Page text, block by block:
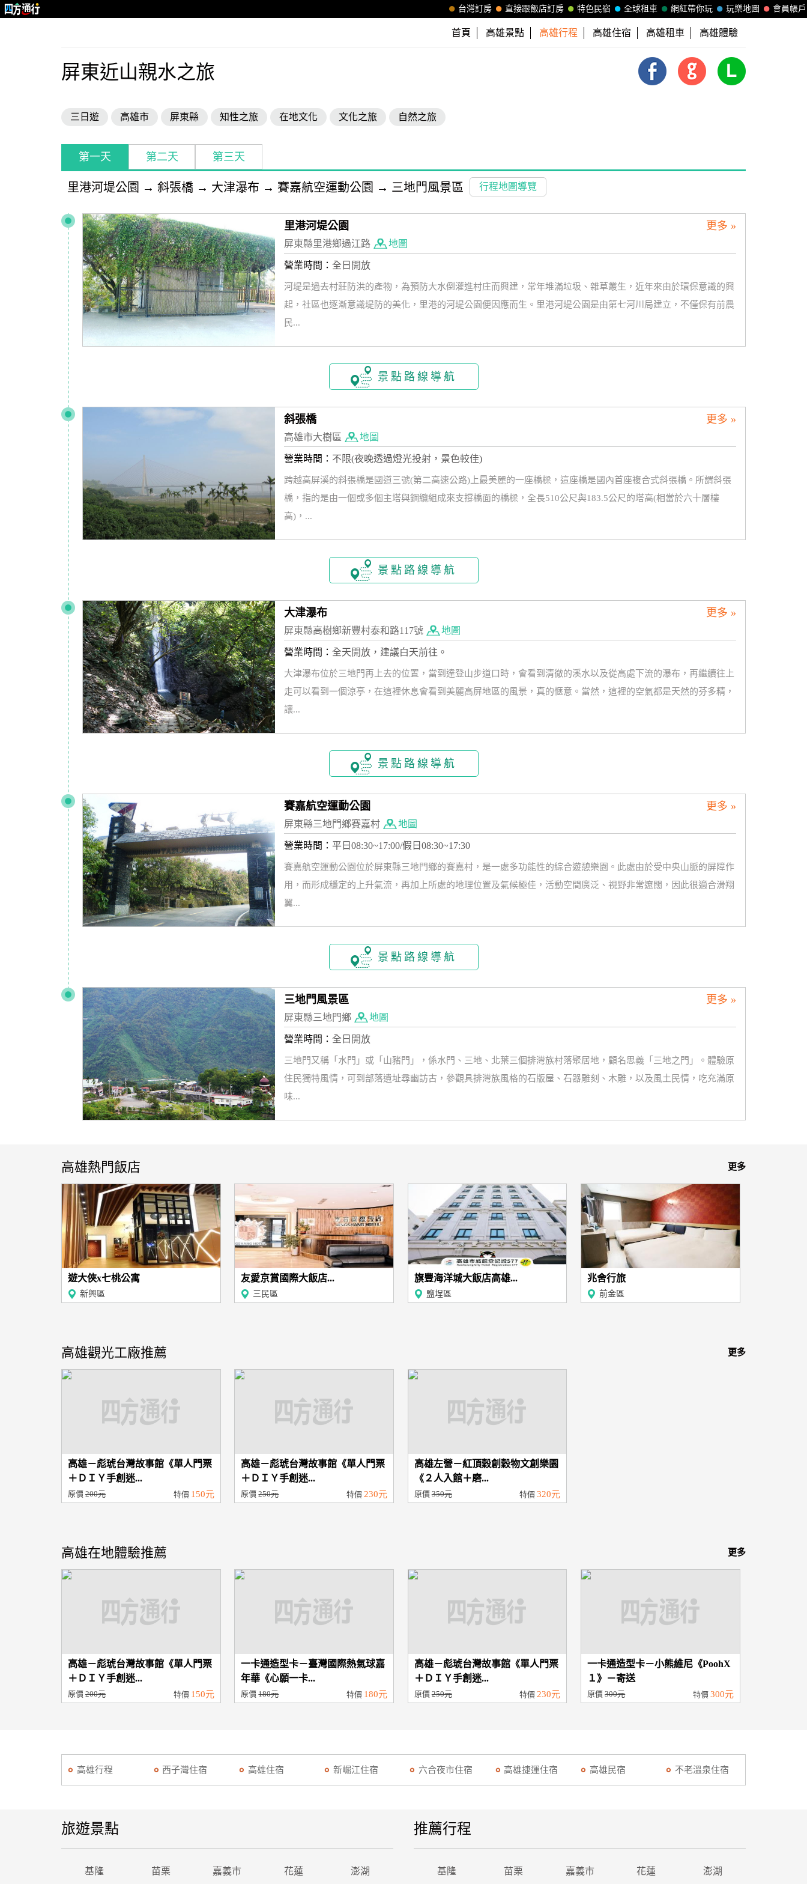
會員帳戶
玩樂地圖
網紅帶你玩
全球租車
特色民宿
直接跟飯店訂房
台灣訂房
首頁 高雄景點 高雄行程 高雄住宿 高雄租車 高雄體驗
屏東近山親水之旅
三日遊 高雄市 屏東縣 知性之旅 在地文化 文化之旅 自然之旅
第一天 第二天 第三天
里港河堤公園 → 斜張橋 → 大津瀑布 → 賽嘉航空運動公園 → 三地門風景區 行程地圖導覽
更多 »
里港河堤公園
屏東縣里港鄉過江路 地圖
營業時間： 全日開放
河堤是過去村莊防洪的產物，為預防大水倒灌進村庄而興建，常年堆滿垃圾、雜草叢生，近年來由於環保意識的興
起，社區也逐漸意識堤防的美化，里港的河堤公園便因應而生。里港河堤公園是由第七河川局建立，不僅保有前農
民...
景點路線導航
更多 »
斜張橋
高雄市大樹區 地圖
營業時間： 不限(夜晚透過燈光投射，景色較佳)
跨越高屏溪的斜張橋是國道三號(第二高速公路)上最美麗的一座橋樑，這座橋是國內首座複合式斜張橋。所謂斜張
橋，指的是由一個或多個主塔與鋼纜組成來支撐橋面的橋樑，全長510公尺與183.5公尺的塔高(相當於六十層樓
高)，...
景點路線導航
更多 »
大津瀑布
屏東縣高樹鄉新豐村泰和路117號 地圖
營業時間： 全天開放，建議白天前往。
大津瀑布位於三地門再上去的位置，當到達登山步道口時，會看到清徹的溪水以及從高處下流的瀑布，再繼續往上
走可以看到一個涼亭，在這裡休息會看到美麗高屏地區的風景，真的愜意。當然，這裡的空氣都是天然的芬多精，
讓...
景點路線導航
更多 »
賽嘉航空運動公園
屏東縣三地門鄉賽嘉村 地圖
營業時間： 平日08:30~17:00/假日08:30~17:30
賽嘉航空運動公園位於屏東縣三地門鄉的賽嘉村，是一處多功能性的綜合遊憩樂園。此處由於受中央山脈的屏障作
用，而形成穩定的上升氣流，再加上所處的地理位置及氣候極佳，活動空間廣泛、視野非常遼闊，因此很適合滑翔
翼...
景點路線導航
更多 »
三地門風景區
屏東縣三地門鄉 地圖
營業時間： 全日開放
三地門又稱「水門」或「山豬門」，係水門、三地、北葉三個排灣族村落聚居地，顧名思義「三地之門」。體驗原
住民獨特風情，可到部落遺址尋幽訪古，參觀具排灣族風格的石版屋、石器雕刻、木雕，以及風土民情，吃充滿原
味...
更多
高雄熱門飯店
遊大俠x七桃公寓
新興區
友愛京賞國際大飯店...
三民區
旗豐海洋城大飯店高雄...
鹽埕區
兆舍行旅
前金區
更多
高雄觀光工廠推薦
高雄－彪琥台灣故事館《單人門票
＋ＤＩＹ手創迷...
原價 200元 特價 150元
高雄－彪琥台灣故事館《單人門票
＋ＤＩＹ手創迷...
原價250元 特價230元
高雄左營－紅頂穀創穀物文創樂園
《２人入館＋磨...
原價350元 特價320元
更多
高雄在地體驗推薦
高雄－彪琥台灣故事館《單人門票
＋ＤＩＹ手創迷...
原價 200元 特價 150元
一卡通造型卡－臺灣國際熱氣球嘉
年華《心願一卡...
原價180元 特價 180元
高雄－彪琥台灣故事館《單人門票
＋ＤＩＹ手創迷...
原價250元 特價230元
一卡通造型卡－小熊維尼《PoohX
１》－寄送
原價300元 特價 300元
高雄行程 西子灣住宿 高雄住宿 新崛江住宿 六合夜市住宿 高雄捷運住宿 高雄民宿 不老溫泉住宿
旅遊景點
基隆 苗栗 嘉義市 花蓮 澎湖
推薦行程
基隆 苗栗 嘉義市 花蓮 澎湖